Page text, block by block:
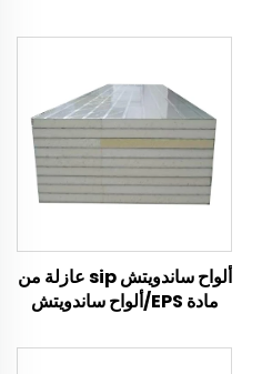
ألواح ساندويتش sip عازلة من
مادة EPS/ألواح ساندويتش